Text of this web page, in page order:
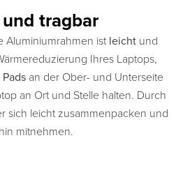
tragbar
Aluminiumrahmen ist leicht und
Ihres Laptops,
an der Ober- und Unterseite
an Ort und Stelle halten. Durch
sich leicht zusammenpacken und
mitnehmen.